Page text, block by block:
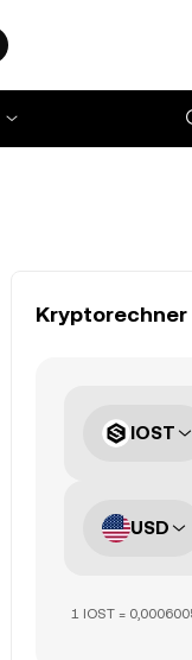
Kryptorechner
IOST
USD
1 IOST =